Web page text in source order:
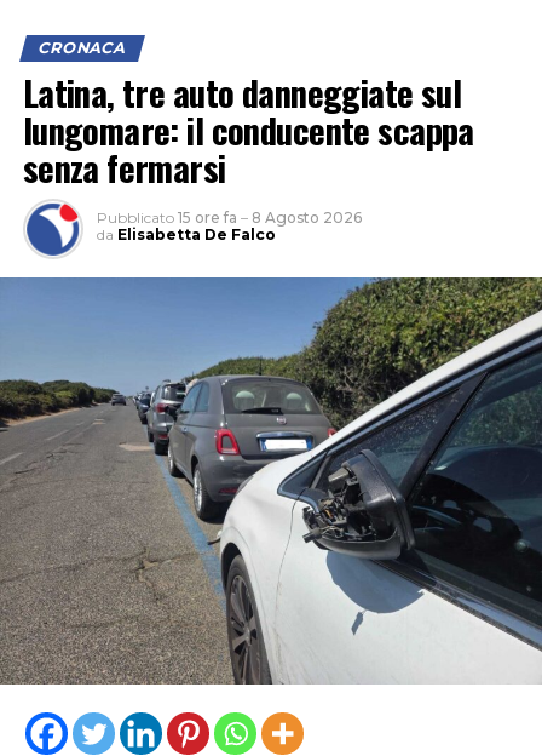
CRONACA
Latina, tre auto danneggiate sul
lungomare: il conducente scappa
senza fermarsi
Pubblicato 15 ore fa – 8 Agosto 2026
da Elisabetta De Falco